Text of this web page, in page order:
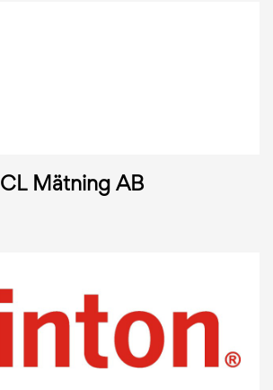
CL Mätning AB